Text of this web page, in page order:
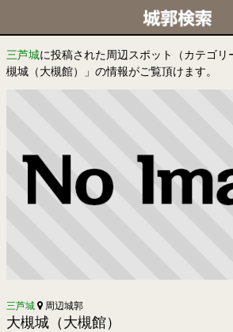
三芦城に投稿された周辺スポット（カテゴ
槻城（大槻館）」の情報がご覧頂けます。
三芦城 周辺城郭
大槻城（大槻館）